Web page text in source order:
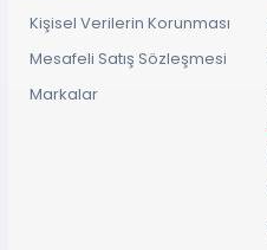
Kişisel Verilerin Korunması
Mesafeli Satış Sözleşmesi
Markalar